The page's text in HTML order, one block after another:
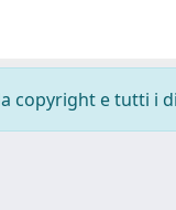
copyright e tutti i